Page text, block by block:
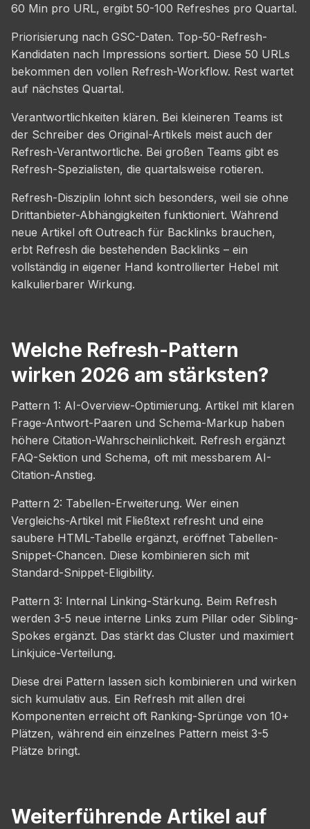
60 Min pro URL, ergibt 50-100 Refreshes pro Quartal.
Priorisierung nach GSC-Daten. Top-50-Refresh-
Kandidaten nach Impressions sortiert. Diese 50 URLs
bekommen den vollen Refresh-Workflow. Rest wartet
auf nächstes Quartal.
Verantwortlichkeiten klären. Bei kleineren Teams ist
der Schreiber des Original-Artikels meist auch der
Refresh-Verantwortliche. Bei großen Teams gibt es
Refresh-Spezialisten, die quartalsweise rotieren.
Refresh-Disziplin lohnt sich besonders, weil sie ohne
Drittanbieter-Abhängigkeiten funktioniert. Während
neue Artikel oft Outreach für Backlinks brauchen,
erbt Refresh die bestehenden Backlinks – ein
vollständig in eigener Hand kontrollierter Hebel mit
kalkulierbarer Wirkung.
Welche Refresh-Pattern
wirken 2026 am stärksten?
Pattern 1: AI-Overview-Optimierung. Artikel mit klaren
Frage-Antwort-Paaren und Schema-Markup haben
höhere Citation-Wahrscheinlichkeit. Refresh ergänzt
FAQ-Sektion und Schema, oft mit messbarem AI-
Citation-Anstieg.
Pattern 2: Tabellen-Erweiterung. Wer einen
Vergleichs-Artikel mit Fließtext refresht und eine
saubere HTML-Tabelle ergänzt, eröffnet Tabellen-
Snippet-Chancen. Diese kombinieren sich mit
Standard-Snippet-Eligibility.
Pattern 3: Internal Linking-Stärkung. Beim Refresh
werden 3-5 neue interne Links zum Pillar oder Sibling-
Spokes ergänzt. Das stärkt das Cluster und maximiert
Linkjuice-Verteilung.
Diese drei Pattern lassen sich kombinieren und wirken
sich kumulativ aus. Ein Refresh mit allen drei
Komponenten erreicht oft Ranking-Sprünge von 10+
Plätzen, während ein einzelnes Pattern meist 3-5
Plätze bringt.
Weiterführende Artikel auf